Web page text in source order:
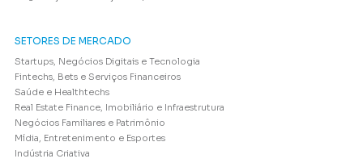
SETORES DE MERCADO
Startups, Negócios Digitais e Tecnologia
Fintechs, Bets e Serviços Financeiros
Saúde e Healthtechs
Real Estate Finance, Imobiliário e Infraestrutura
Negócios Familiares e Patrimônio
Mídia, Entretenimento e Esportes
Indústria Criativa